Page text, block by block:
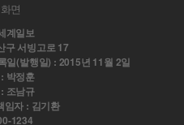
면
계일보
구 서빙고로 17
일(발행일) : 2015년 11월 2일
박정훈
조남규
임자 : 김기환
1234